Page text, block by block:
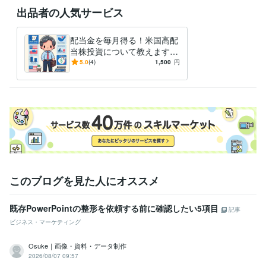
出品者の人気サービス
配当金を毎月得る！米国高配
当株投資について教えます
中長期で安定的な配当収入を
です。
5.0(4) 1,500 円
このブログを見た人にオススメ
既存PowerPointの整形を依頼する前に確認したい5項目
記事
ビジネス・マーケティング
Osuke｜画像・資料・データ制作
2026/08/07 09:57